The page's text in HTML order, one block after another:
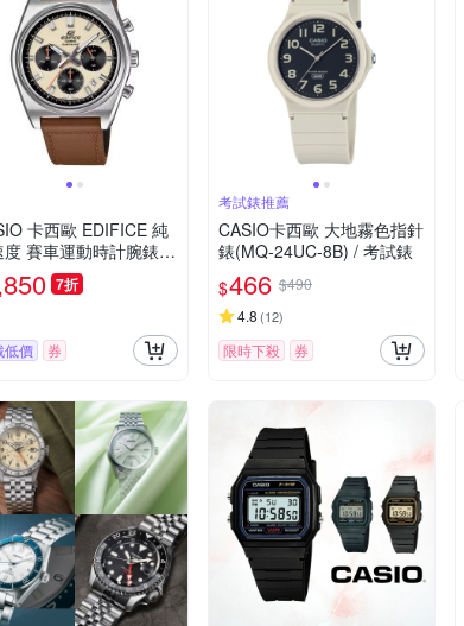
卡西歐 EDIFICE 純
度 賽車運動時計腕錶
_EFB-730L-7AV-3A_40
7折
低價 券
考試錶推薦
CASIO卡西歐 大地霧色指針
錶(MQ-24UC-8B) / 考試錶
$466 $490
4.8 (12)
限時下殺 券